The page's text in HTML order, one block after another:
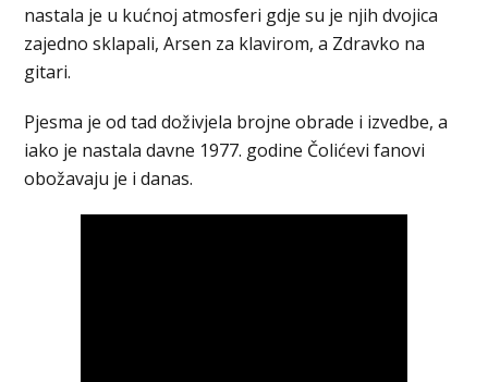
nastala je u kućnoj atmosferi gdje su je njih dvojica
zajedno sklapali, Arsen za klavirom, a Zdravko na
gitari.
Pjesma je od tad doživjela brojne obrade i izvedbe, a
iako je nastala davne 1977. godine Čolićevi fanovi
obožavaju je i danas.